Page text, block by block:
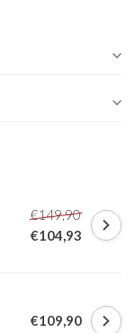
€149,90
€104,93
€109,90